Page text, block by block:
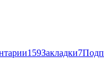
159Закладки7